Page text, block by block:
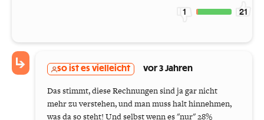
1 21
so ist es vielleicht vor 3 Jahren
Das stimmt, diese Rechnungen sind ja gar nicht
mehr zu verstehen, und man muss halt hinnehmen,
was da so steht! Und selbst wenn es "nur" 28%